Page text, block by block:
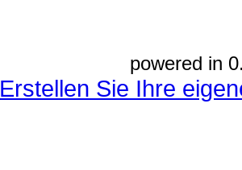
powered in
Erstellen Sie Ihre